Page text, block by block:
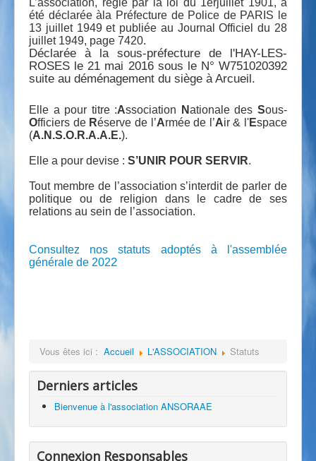
L’association, régie par la loi du 1erjuillet 1901, a
été déclarée àla Préfecture de Police de PARIS le
13 juillet 1949 et publiée au Journal Officiel du 28
juillet 1949, page 7420.
Déclarée à la sous-préfecture de l'HAY-LES-
ROSES le 21 mai 2016 sous le N° W751020392
suite au déménagement du siège à Arcueil.
Elle a pour titre :Association Nationale desSous-
Officiers deRéserve de l’Armée de l’Air & l'Espace
(A.N.S.O.R.A.A.E.).
Elle a pour devise : S’UNIR POUR SERVIR.
Tout membre de l’association s’interdit de parler de
politique ou de religion dans le cadre de ses
relations au sein de l’association.
Consultez nos statuts adoptés à l'assemblée
générale de 2022
Vous êtes ici : Accueil L'ASSOCIATION Statuts
Derniers articles
Bienvenue à l'association ANSORAAE
Connexion Responsables